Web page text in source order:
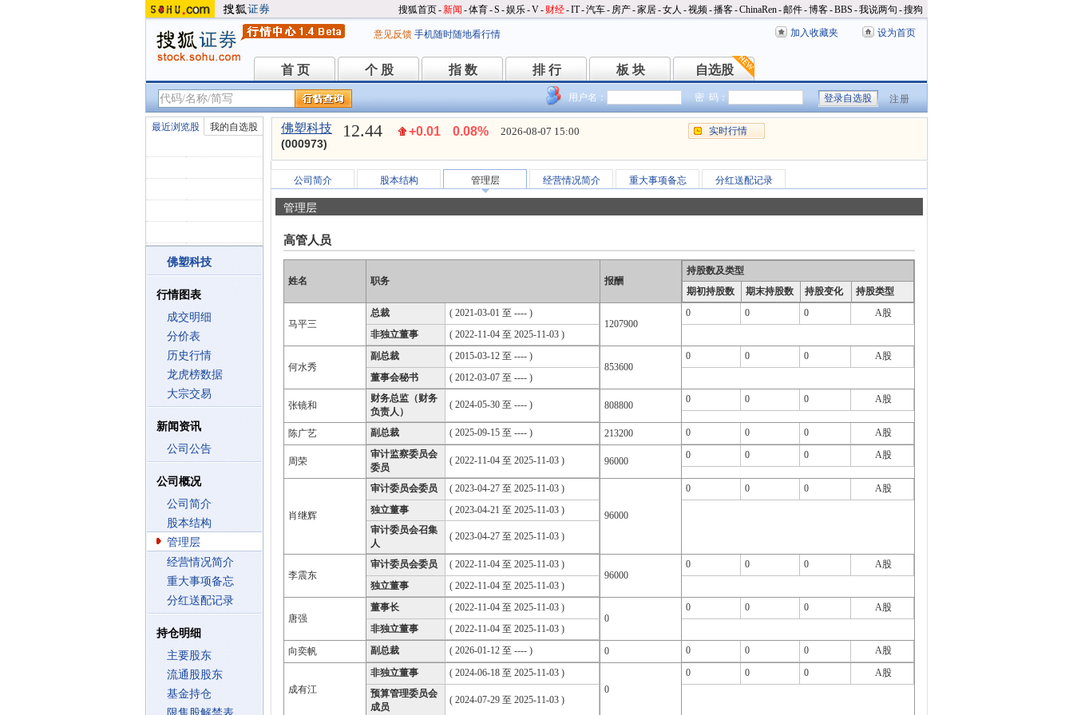
搜狐首页-新闻 -体育-S -娱乐-V- 财经-IT-汽车- 房产-家居-女人 -视频-播客-ChinaRen-邮件-博客-BBS -我说两句 -搜狗
意见反馈 手机随时随地看行情 加入收藏夹 设为首页
首 页
首 页 个 股
个 股 指 数
指 数 排 行
排 行 板 块
板 块 自选股
自选股
用户名： 密 码： 注册
最近浏览股 我的自选股
佛塑科技
行情图表
成交明细
分价表
历史行情
龙虎榜数据
大宗交易
新闻资讯
公司公告
公司概况
公司简介
股本结构
管理层
经营情况简介
重大事项备忘
分红送配记录
持仓明细
主要股东
流通股股东
基金持仓
佛塑科技
(000973)
12.44 +0.01 0.08% 2026-08-07 15:00 实时行情
公司简介 股本结构 管理层 经营情况简介 重大事项备忘 分红送配记录
管理层
高管人员
姓名 职务 报酬
持股数及类型
期初持股数
期末持股数 持股变化 持股类型
马平三
总裁
( 2021-03-01 至 ---- )
非独立董事
( 2022-11-04 至 2025-11-03 )
1207900
0 0 0 A股
何水秀
副总裁
( 2015-03-12 至 ---- )
董事会秘书
( 2012-03-07 至 ---- )
853600
0 0 0 A股
张镜和
财务总监（财务
负责人）
( 2024-05-30 至 ---- ) 808800
0 0 0 A股
陈广艺 副总裁 ( 2025-09-15 至 ---- ) 213200 0 0 0 A股
周荣
审计监察委员会
委员
( 2022-11-04 至 2025-11-03 ) 96000
0 0 0 A股
肖继辉
审计委员会委员
( 2023-04-27 至 2025-11-03 )
独立董事
( 2023-04-21 至 2025-11-03 )
审计委员会召集
人
( 2023-04-27 至 2025-11-03 )
96000
0 0 0 A股
李震东
审计委员会委员
( 2022-11-04 至 2025-11-03 )
独立董事
( 2022-11-04 至 2025-11-03 )
96000
0 0 0 A股
唐强
董事长
( 2022-11-04 至 2025-11-03 )
非独立董事
( 2022-11-04 至 2025-11-03 )
0
0 0 0 A股
向奕帆 副总裁 ( 2026-01-12 至 ---- ) 0 0 0 0 A股
成有江
非独立董事
( 2024-06-18 至 2025-11-03 )
预算管理委员会
成员
( 2024-07-29 至 2025-11-03 )
0
0 0 0 A股